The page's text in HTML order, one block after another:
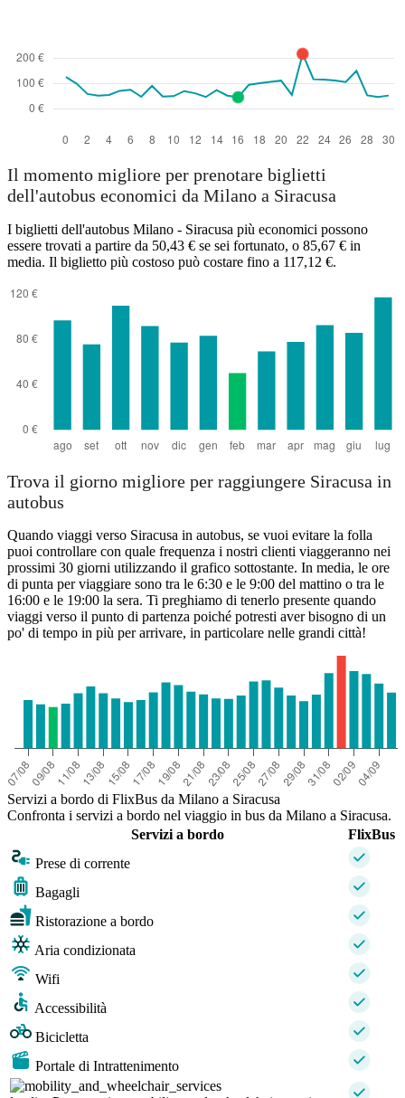
Il momento migliore per prenotare biglietti
dell'autobus economici da Milano a Siracusa
I biglietti dell'autobus Milano - Siracusa più economici possono
essere trovati a partire da 50,43 € se sei fortunato, o 85,67 € in
media. Il biglietto più costoso può costare fino a 117,12 €.
Trova il giorno migliore per raggiungere Siracusa in
autobus
Quando viaggi verso Siracusa in autobus, se vuoi evitare la folla
puoi controllare con quale frequenza i nostri clienti viaggeranno nei
prossimi 30 giorni utilizzando il grafico sottostante. In media, le ore
di punta per viaggiare sono tra le 6:30 e le 9:00 del mattino o tra le
16:00 e le 19:00 la sera. Ti preghiamo di tenerlo presente quando
viaggi verso il punto di partenza poiché potresti aver bisogno di un
po' di tempo in più per arrivare, in particolare nelle grandi città!
Servizi a bordo di FlixBus da Milano a Siracusa
Confronta i servizi a bordo nel viaggio in bus da Milano a Siracusa.
Servizi a bordo
FlixBus
Prese di corrente
Bagagli
Ristorazione a bordo
Aria condizionata
Wifi
Accessibilità
Bicicletta
Portale di Intrattenimento